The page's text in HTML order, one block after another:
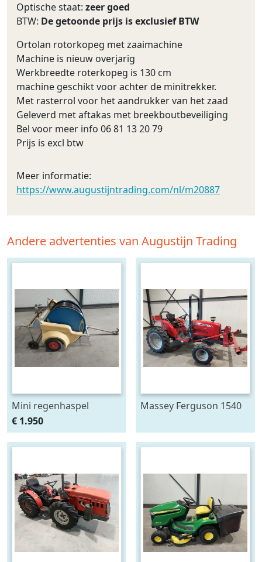
Optische staat: zeer goed
BTW: De getoonde prijs is exclusief BTW
Ortolan rotorkopeg met zaaimachine
Machine is nieuw overjarig
Werkbreedte roterkopeg is 130 cm
machine geschikt voor achter de minitrekker.
Met rasterrol voor het aandrukker van het zaad
Geleverd met aftakas met breekboutbeveiliging
Bel voor meer info 06 81 13 20 79
Prijs is excl btw
Meer informatie:
https://www.augustijntrading.com/nl/m20887
Andere advertenties van Augustijn Trading
Mini regenhaspel
€ 1.950
Massey Ferguson 1540